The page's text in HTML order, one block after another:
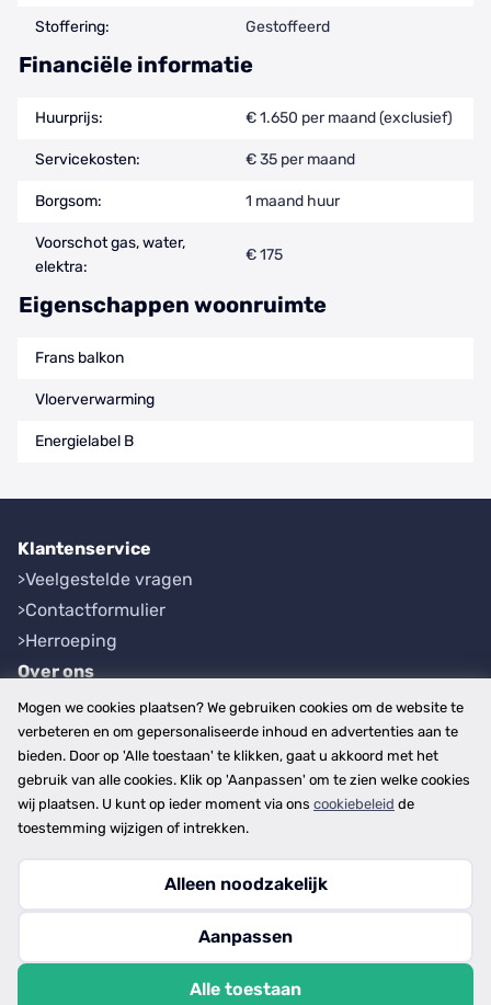
Stoffering: Gestoffeerd
Financiële informatie
Huurprijs: € 1.650 per maand (exclusief)
Servicekosten: € 35 per maand
Borgsom: 1 maand huur
Voorschot gas, water,
elektra:
€ 175
Eigenschappen woonruimte
Frans balkon
Vloerverwarming
Energielabel B
Klantenservice
Veelgestelde vragen
Contactformulier
Herroeping
Over ons
Bedrijfsgegevens
Werkwijze
Overzichten
Plaatsen
Provincies
Copyright © 2026
privacy- en cookiebeleid
Mogen we cookies plaatsen? We gebruiken cookies om de website te
verbeteren en om gepersonaliseerde inhoud en advertenties aan te
bieden. Door op 'Alle toestaan' te klikken, gaat u akkoord met het
gebruik van alle cookies. Klik op 'Aanpassen' om te zien welke cookies
wij plaatsen. U kunt op ieder moment via ons cookiebeleid de
toestemming wijzigen of intrekken.
Alleen noodzakelijk
Aanpassen
Alle toestaan